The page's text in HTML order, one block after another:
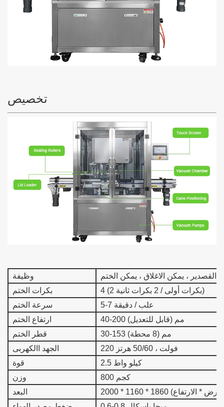
تخصيص
وظيفة
القصدير ، يمكن الاغلاق ، يمكن الختم
بكرات الختم
4 (2 بكرات أولى / 2 بكرات ثانية)
سرعة الختم
5-7 علب / دقيقة
ارتفاع الختم
40-200 مم (قابل للتعديل)
30-153 مم (8 محطة)
الجهد االكهربى
220 فولت ، 50/60 هرتز
قوة
2.5 كيلو واط
وزن
800 كجم
البعد
* العرض * الارتفاع)